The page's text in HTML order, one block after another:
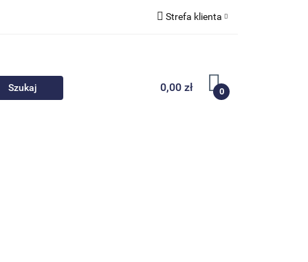
Strefa klienta
Zarejestruj się
Dodaj zgłoszenie
0,00 zł 0